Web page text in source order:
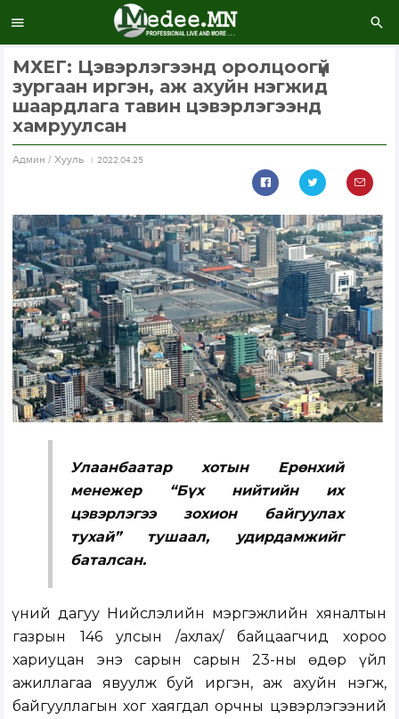
МХЕГ: Цэвэрлэгээнд оролцоогүй
зургаан иргэн, аж ахуйн нэгжид
шаардлага тавин цэвэрлэгээнд
хамруулсан
Aдмин / Хууль 2022.04.25
Улаанбаатар хотын Ерөнхий
менежер “Бүх нийтийн их
цэвэрлэгээ зохион байгуулах
тухай” тушаал, удирдамжийг
баталсан.
Үүний дагуу Нийслэлийн мэргэжлийн хяналтын
газрын 146 улсын /ахлах/ байцаагчид хороо
хариуцан энэ сарын сарын 23-ны өдөр үйл
ажиллагаа явуулж буй иргэн, аж ахуйн нэгж,
байгууллагын хог хаягдал орчны цэвэрлэгээний